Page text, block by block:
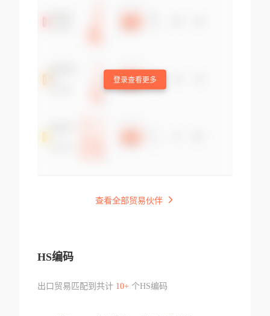
登录查看更多
查看全部贸易伙伴
HS编码
出口贸易匹配到共计 10+个HS编码